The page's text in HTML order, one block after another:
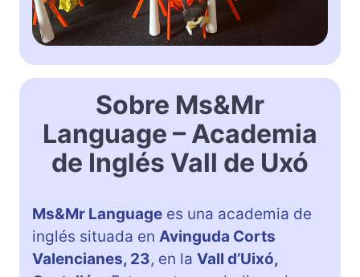
Sobre Ms&Mr
Language – Academia
de Inglés Vall de Uxó
Ms&Mr Language es una academia de
inglés situada en Avinguda Corts
Valencianes, 23, en la Vall d’Uixó,